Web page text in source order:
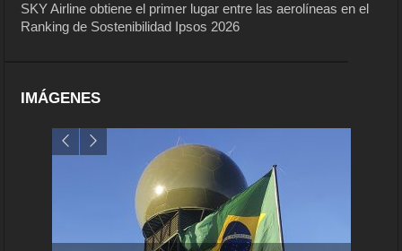
SKY Airline obtiene el primer lugar entre las aerolíneas en el
Ranking de Sostenibilidad Ipsos 2026
IMÁGENES